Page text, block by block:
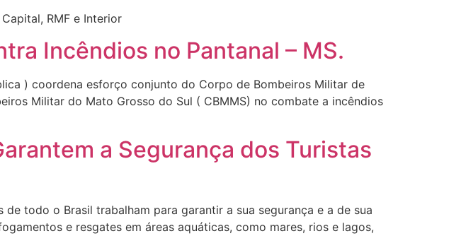
RMF e Interior
Incêndios no Pantanal – MS.
) coordena esforço conjunto do Corpo de Bombeiros Militar de
Militar do Mato Grosso do Sul ( CBMMS) no combate a incêndios
a Segurança dos Turistas
todo o Brasil trabalham para garantir a sua segurança e a de sua
e resgates em áreas aquáticas, como mares, rios e lagos,